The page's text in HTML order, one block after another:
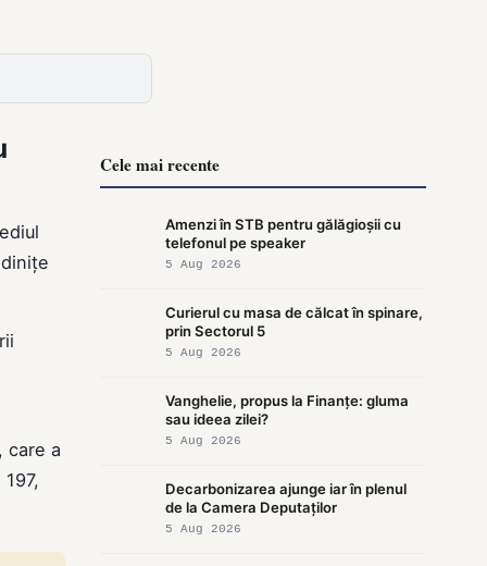
care a
Cele mai recente
Amenzi în STB pentru gălăgioșii cu
telefonul pe speaker
5 Aug 2026
Curierul cu masa de călcat în spinare,
prin Sectorul 5
5 Aug 2026
Vanghelie, propus la Finanțe: gluma
sau ideea zilei?
5 Aug 2026
Decarbonizarea ajunge iar în plenul
de la Camera Deputaților
5 Aug 2026